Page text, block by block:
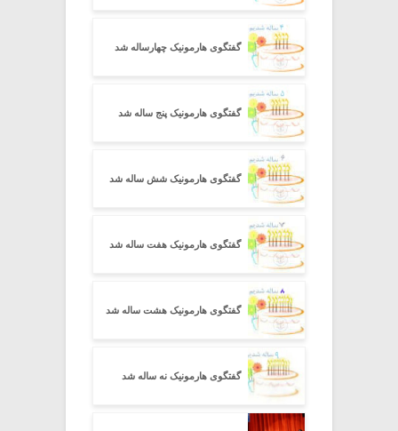
گفتگوی هارمونیک چهارساله شد
گفتگوی هارمونیک پنج ساله شد
گفتگوی هارمونیک شش ساله شد
گفتگوی هارمونیک هفت ساله شد
گفتگوی هارمونیک هشت ساله شد
گفتگوی هارمونیک نه ساله شد